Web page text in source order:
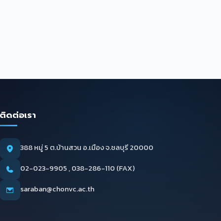
ติดต่อเรา
388 หมู่ 5 ต.บ้านสวน อ.เมือง จ.ชลบุรี 20000
02-023-9905 , 038-286-110 (FAX)
saraban@chonvc.ac.th